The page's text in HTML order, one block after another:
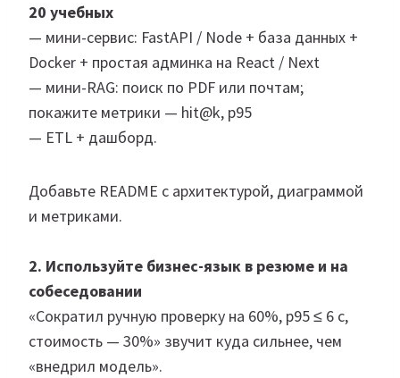
20 учебных
— мини-сервис: FastAPI / Node + база данных +
Docker + простая админка на React / Next
— мини-RAG: поиск по PDF или почтам;
покажите метрики — hit@k, p95
— ETL + дашборд.
Добавьте README с архитектурой, диаграммой
и метриками.
2. Используйте бизнес-язык в резюме и на
собеседовании
«Сократил ручную проверку на 60%, p95 ≤ 6 с,
стоимость — 30%» звучит куда сильнее, чем
«внедрил модель».